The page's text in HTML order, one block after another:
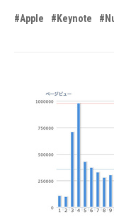
#Apple #Keynote